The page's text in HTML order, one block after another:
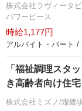
株式会社ラヴィータ
パワーピース
時給1,177円
アルバイト・パート /
「福祉調理スタ
き高齢者向け住宅
株式会社ミズノ/燦郷